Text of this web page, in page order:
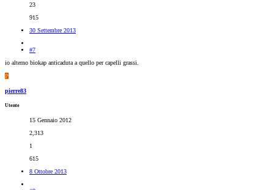
23
915
30 Settembre 2013
#7
io alterno biokap anticaduta a quello per capelli grassi.
P
pierre83
Utente
15 Gennaio 2012
2,313
1
615
8 Ottobre 2013